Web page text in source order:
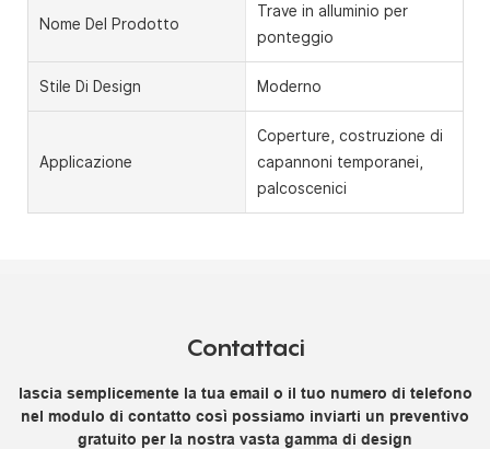
Nome Del Prodotto
Trave in alluminio per
ponteggio
Stile Di Design Moderno
Applicazione
Coperture, costruzione di
capannoni temporanei,
palcoscenici
Contattaci
lascia semplicemente la tua email o il tuo numero di telefono
nel modulo di contatto così possiamo inviarti un preventivo
gratuito per la nostra vasta gamma di design